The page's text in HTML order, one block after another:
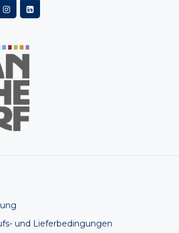
und Lieferbedingungen